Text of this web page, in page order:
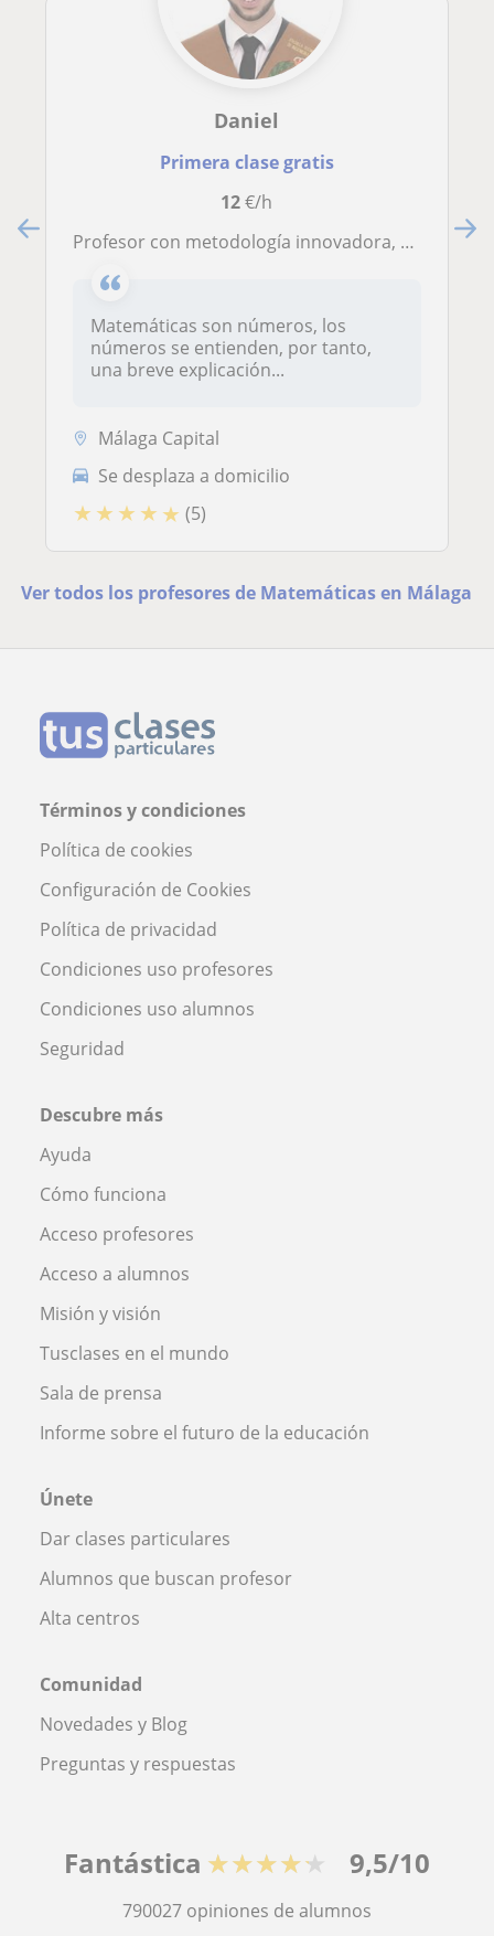
Daniel
Primera clase gratis
12€/h
Profesor con metodología innovadora, con eficiencia al 100%
Matemáticas son números, los
números se entienden, por tanto,
una breve explicación...
Málaga Capital
Se desplaza a domicilio
★ ★ ★ ★ ★ (5)
Ver todos los profesores de Matemáticas en Málaga
Términos y condiciones
Política de cookies
Configuración de Cookies
Política de privacidad
Condiciones uso profesores
Condiciones uso alumnos
Seguridad
Descubre más
Ayuda
Cómo funciona
Acceso profesores
Acceso a alumnos
Misión y visión
Tusclases en el mundo
Sala de prensa
Informe sobre el futuro de la educación
Únete
Dar clases particulares
Alumnos que buscan profesor
Alta centros
Comunidad
Novedades y Blog
Preguntas y respuestas
Fantástica ★★★★★ 9,5/10
790027 opiniones de alumnos